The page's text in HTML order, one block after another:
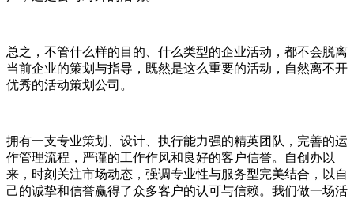
总之，不管什么样的目的、什么类型的企业活动，都不会脱离
当前企业的策划与指导，既然是这么重要的活动，自然离不开
优秀的活动策划公司。
拥有一支专业策划、设计、执行能力强的精英团队，完善的运
作管理流程，严谨的工作作风和良好的客户信誉。自创办以
来，时刻关注市场动态，强调专业性与服务型完美结合，以自
己的诚挚和信誉赢得了众多客户的认可与信赖。我们做一场活